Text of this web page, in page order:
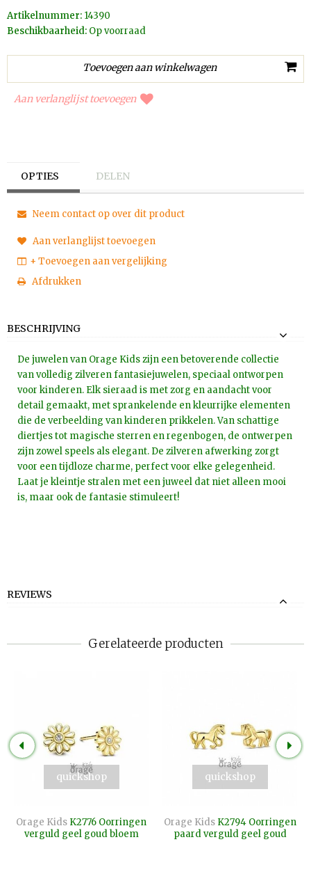
Artikelnummer: 14390
Beschikbaarheid: Op voorraad
Aan verlanglijst toevoegen
OPTIES DELEN
Neem contact op over dit product
Aan verlanglijst toevoegen
+ Toevoegen aan vergelijking
Afdrukken
BESCHRIJVING
De juwelen van Orage Kids zijn een betoverende collectie
van volledig zilveren fantasiejuwelen, speciaal ontworpen
voor kinderen. Elk sieraad is met zorg en aandacht voor
detail gemaakt, met sprankelende en kleurrijke elementen
die de verbeelding van kinderen prikkelen. Van schattige
diertjes tot magische sterren en regenbogen, de ontwerpen
zijn zowel speels als elegant. De zilveren afwerking zorgt
voor een tijdloze charme, perfect voor elke gelegenheid.
Laat je kleintje stralen met een juweel dat niet alleen mooi
is, maar ook de fantasie stimuleert!
REVIEWS
Gerelateerde producten
quickshop
Orage Kids K2776 Oorringen
verguld geel goud bloem
quickshop
Orage Kids K2794 Oorringen
paard verguld geel goud